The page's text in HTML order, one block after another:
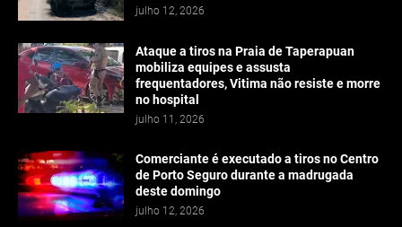
julho 12, 2026
Ataque a tiros na Praia de Taperapuan
mobiliza equipes e assusta
frequentadores, Vitima não resiste e morre
no hospital
julho 11, 2026
Comerciante é executado a tiros no Centro
de Porto Seguro durante a madrugada
deste domingo
julho 12, 2026